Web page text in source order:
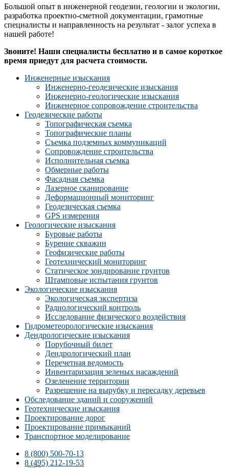
Большой опыт в инженерной геодезии, геологии и экологии,
разработка проектно-сметной документации, грамотные
специалисты и направленность на результат - залог успеха в
нашей работе!
Звоните! Наши специалисты бесплатно и в самое короткое
время приедут для расчета стоимости.
Инженерные изыскания
Инженерно-геодезические изыскания
Инженерно-геологические изыскания
Инженерное сопровождение строительства
Геодезические работы
Топографическая съемка
Топографические планы
Съемка подземных коммуникаций
Сопровождение строительства
Исполнительная съемка
Обмерные работы
Фасадная съемка
Лазерное сканирование
Деформационный мониторинг
Геодезическая съемка
GPS измерения
Геологические изыскания
Буровые работы
Бурение скважин
Геофизические работы
Геотехнический мониторинг
Статическое зондирование грунтов
Штамповые испытания грунтов
Экологические изыскания
Экологическая экспертиза
Радиологический контроль
Исследование физического воздействия
Гидрометеорологические изыскания
Дендрологические изыскания
Порубочный билет
Дендрологический план
Перечетная ведомость
Инвентаризация зеленых насаждений
Озеленение территории
Разрешение на вырубку и пересадку деревьев
Обследование зданий и сооружений
Геотехнические изыскания
Проектирование дорог
Проектирование примыканий
Транспортное моделирование
8 (800) 500-70-13
8 (495) 212-19-53